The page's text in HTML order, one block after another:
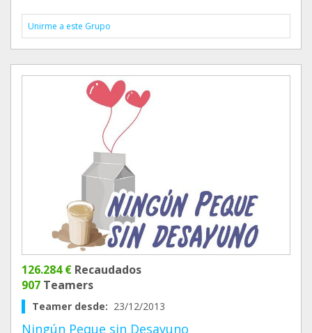
Unirme a este Grupo
126.284 € Recaudados
907 Teamers
Teamer desde: 23/12/2013
Ningún Peque sin Desayuno